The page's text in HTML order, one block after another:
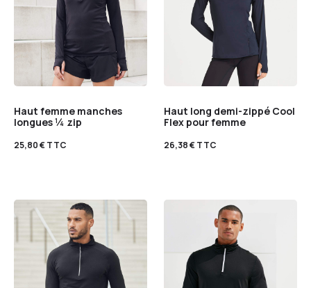
Haut femme manches
longues ¼ zip
25,80€TTC
Haut long demi-zippé Cool
Flex pour femme
26,38€TTC